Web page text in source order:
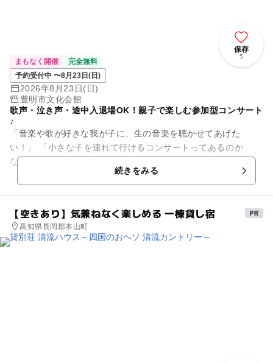
保存
5
まもなく開催
完全無料
予約受付中 〜8月23日(日)
2026年8月23日(日)
豊明市文化会館
歌声・泣き声・途中入退場OK！親子で楽しむ参加型コンサート
♪
「音楽や歌が好きな我が子に、生の音楽を聴かせてあげた
い！」 「小さな子を連れて行けるコンサートってあるのか
な？」 「演奏の途中で泣いてしまったらどうしよう…」 ↓↓
続きをみる
【空きあり】気兼ねなく楽しめる 一棟貸し宿
高知県長岡郡本山町